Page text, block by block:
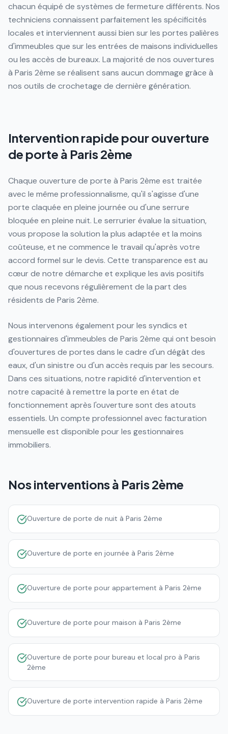
chacun équipé de systèmes de fermeture différents. Nos
techniciens connaissent parfaitement les spécificités
locales et interviennent aussi bien sur les portes palières
d'immeubles que sur les entrées de maisons individuelles
ou les accès de bureaux. La majorité de nos ouvertures
à Paris 2ème se réalisent sans aucun dommage grâce à
nos outils de crochetage de dernière génération.
Intervention rapide pour ouverture
de porte à Paris 2ème
Chaque ouverture de porte à Paris 2ème est traitée
avec le même professionnalisme, qu'il s'agisse d'une
porte claquée en pleine journée ou d'une serrure
bloquée en pleine nuit. Le serrurier évalue la situation,
vous propose la solution la plus adaptée et la moins
coûteuse, et ne commence le travail qu'après votre
accord formel sur le devis. Cette transparence est au
cœur de notre démarche et explique les avis positifs
que nous recevons régulièrement de la part des
résidents de Paris 2ème.
Nous intervenons également pour les syndics et
gestionnaires d'immeubles de Paris 2ème qui ont besoin
d'ouvertures de portes dans le cadre d'un dégât des
eaux, d'un sinistre ou d'un accès requis par les secours.
Dans ces situations, notre rapidité d'intervention et
notre capacité à remettre la porte en état de
fonctionnement après l'ouverture sont des atouts
essentiels. Un compte professionnel avec facturation
mensuelle est disponible pour les gestionnaires
immobiliers.
Nos interventions à Paris 2ème
Ouverture de porte de nuit à Paris 2ème
Ouverture de porte en journée à Paris 2ème
Ouverture de porte pour appartement à Paris 2ème
Ouverture de porte pour maison à Paris 2ème
Ouverture de porte pour bureau et local pro à Paris
2ème
Ouverture de porte intervention rapide à Paris 2ème